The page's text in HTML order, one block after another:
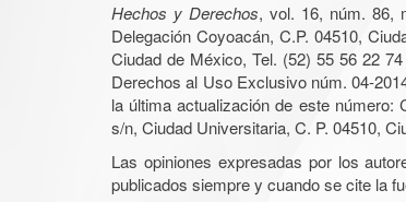
Hechos y Derechos, vol. 16, núm. 86,
Delegación Coyoacán, C.P. 04510,
Ciudad de México, Tel. (52) 55 56 22
Derechos al Uso Exclusivo núm. 04-
la última actualización de este
s/n, Ciudad Universitaria, C. P. 04510,
Las opiniones expresadas por los
publicados siempre y cuando se cite la